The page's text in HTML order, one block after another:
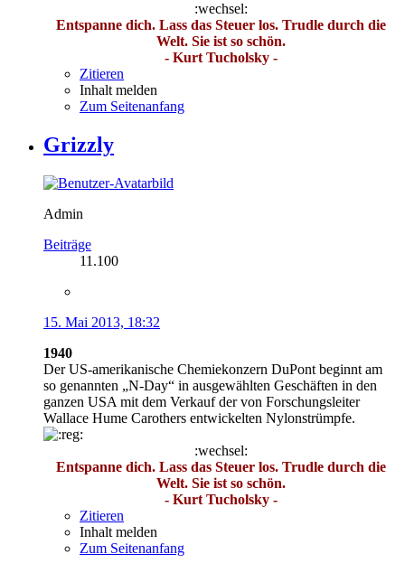
:wechsel:
Entspanne dich. Lass das Steuer los. Trudle durch die
Welt. Sie ist so schön.
- Kurt Tucholsky -
Zitieren
Inhalt melden
Zum Seitenanfang
Grizzly
Admin
Beiträge
11.100
15. Mai 2013, 18:32
1940
Der US-amerikanische Chemiekonzern DuPont beginnt am
so genannten „N-Day“ in ausgewählten Geschäften in den
ganzen USA mit dem Verkauf der von Forschungsleiter
Wallace Hume Carothers entwickelten Nylonstrümpfe.
:wechsel:
Entspanne dich. Lass das Steuer los. Trudle durch die
Welt. Sie ist so schön.
- Kurt Tucholsky -
Zitieren
Inhalt melden
Zum Seitenanfang